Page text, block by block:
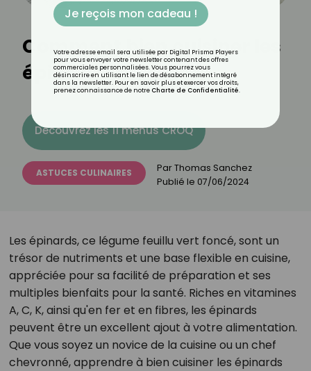
Comment bien cuisiner les
épinards ?
Découvrez les 11 menus CROQ
ASTUCES CULINAIRES ParThomas Sanchez
Publié le 07/06/2024
Les épinards, ce légume feuillu vert foncé, sont un
trésor de nutriments et une base flexible en cuisine,
appréciée pour sa facilité de préparation et ses
multiples bienfaits pour la santé. Riches en vitamines
A, C, K, ainsi qu'en fer et en fibres, les épinards
peuvent être un excellent ajout à votre alimentation.
Que vous soyez un novice de la cuisine ou un chef
chevronné, apprendre à bien cuisiner les épinards
Je reçois mon cadeau !
Votre adresse email sera utilisée par Digital Prisma Players
pour vous envoyer votre newsletter contenant des offres
commerciales personnalisées. Vous pourrez vous
désinscrire en utilisant le lien de désabonnement intégré
dans la newsletter. Pour en savoir plus et exercer vos droits,
prenez connaissance de notre Charte de Confidentialité.